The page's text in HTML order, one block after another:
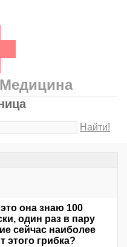
Найти!
она знаю 100
один раз в пару
сейчас наиболее
этого грибка?